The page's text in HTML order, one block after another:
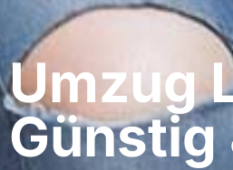
Umzug
Günstig